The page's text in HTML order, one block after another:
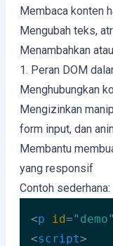
Membaca konten
Mengubah teks,
Menambahkan
1. Peran DOM
Menghubungkan
Mengizinkan
form input, dan
Membantu
yang responsif
Contoh sederhana:
<p id="demo"
<script>